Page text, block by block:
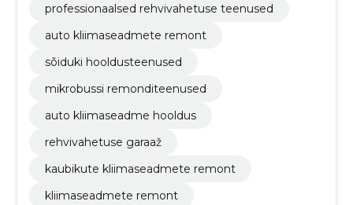
professionaalsed rehvivahetuse teenused
auto kliimaseadmete remont
sõiduki hooldusteenused
mikrobussi remonditeenused
auto kliimaseadme hooldus
rehvivahetuse garaaž
kaubikute kliimaseadmete remont
kliimaseadmete remont